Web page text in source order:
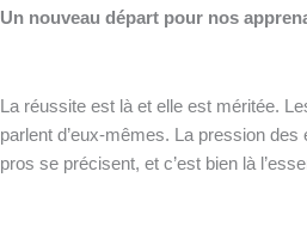
Un nouveau départ pour nos
La réussite est là et elle est méritée.
parlent d’eux-mêmes. La pression
pros se précisent, et c’est bien là